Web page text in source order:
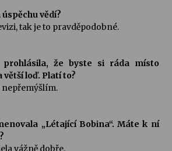
úspěchu vědí?
tak je to pravděpodobné.
prohlásila, že byste si ráda místo
větší loď. Platí to?
nepřemýšlím.
„Létající Bobina“. Máte k ní
vážně dobře.